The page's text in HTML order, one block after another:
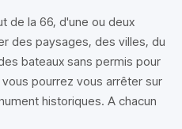
de la 66, d'une ou deux
des paysages, des villes, du
bateaux sans permis pour
pourrez vous arrêter sur
historiques. A chacun